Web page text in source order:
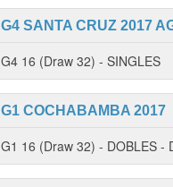
G4 SANTA CRUZ 2017
G4 16 (Draw 32) - SINGLES
G1 COCHABAMBA 2017
G1 16 (Draw 32) - DOBLES -